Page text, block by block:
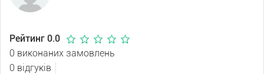
Рейтинг 0.0
0 виконаних замовлень
0 відгуків